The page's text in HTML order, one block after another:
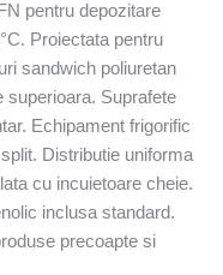
pentru depozitare
Proiectata pentru
sandwich poliuretan
superioara. Suprafete
Echipament frigorific
Distributie uniforma
cu incuietoare cheie.
inclusa standard.
precoapte si